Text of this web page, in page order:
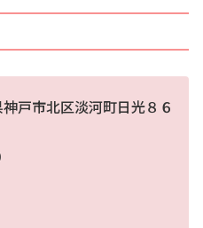
戸市北区淡河町日光８６